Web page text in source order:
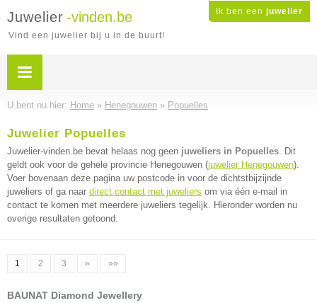
Ik ben een juwelier
Juwelier -vinden.be
Vind een juwelier bij u in de buurt!
U bent nu hier: Home » Henegouwen » Popuelles
Juwelier Popuelles
Juwelier-vinden.be bevat helaas nog geen juweliers in Popuelles. Dit
geldt ook voor de gehele provincie Henegouwen (juwelier Henegouwen).
Voer bovenaan deze pagina uw postcode in voor de dichtstbijzijnde
juweliers of ga naar direct contact met juweliers om via één e-mail in
contact te komen met meerdere juweliers tegelijk. Hieronder worden nu
overige resultaten getoond.
1 2 3 » »»
BAUNAT Diamond Jewellery